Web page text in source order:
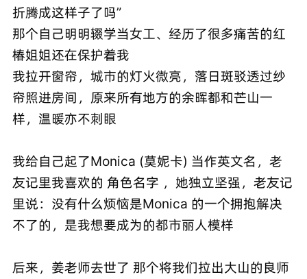
折腾成这样子了吗”
那个自己明明辍学当女工、经历了很多痛苦的红
椿姐姐还在保护着我
我拉开窗帘，城市的灯火微亮，落日斑驳透过纱
帘照进房间，原来所有地方的余晖都和芒山一
样，温暖亦不刺眼
我给自己起了Monica (莫妮卡) 当作英文名，老
友记里我喜欢的 角色名字 ，她独立坚强，老友记
里说：没有什么烦恼是Monica 的一个拥抱解决
不了的，是我想要成为的都市丽人模样
后来，姜老师去世了 那个将我们拉出大山的良师